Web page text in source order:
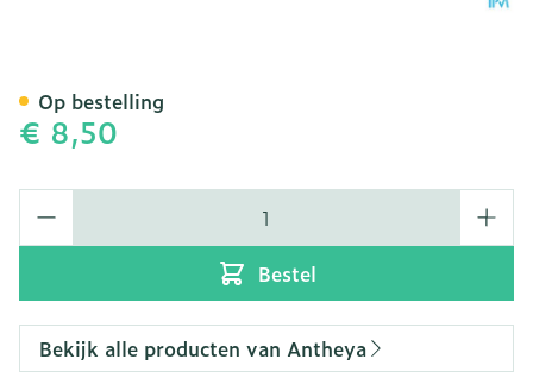
€ 8,50
Bestel
Op bestelling
Bekijk alle producten van Antheya